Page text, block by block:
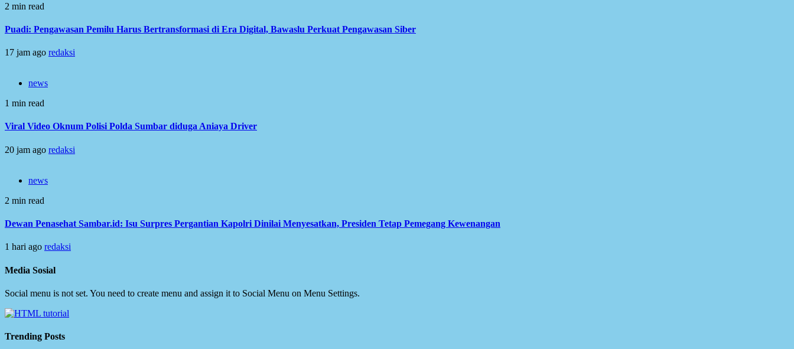
2 min read
Puadi: Pengawasan Pemilu Harus Bertransformasi di Era Digital, Bawaslu Perkuat Pengawasan Siber
17 jam ago redaksi
news
1 min read
Viral Video Oknum Polisi Polda Sumbar diduga Aniaya Driver
20 jam ago redaksi
news
2 min read
Dewan Penasehat Sambar.id: Isu Surpres Pergantian Kapolri Dinilai Menyesatkan, Presiden Tetap Pemegang Kewenangan
1 hari ago redaksi
Media Sosial
Social menu is not set. You need to create menu and assign it to Social Menu on Menu Settings.
Trending Posts